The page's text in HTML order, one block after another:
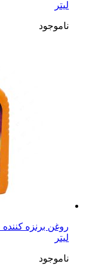
لیتر
ناموجود
لیتر
ناموجود